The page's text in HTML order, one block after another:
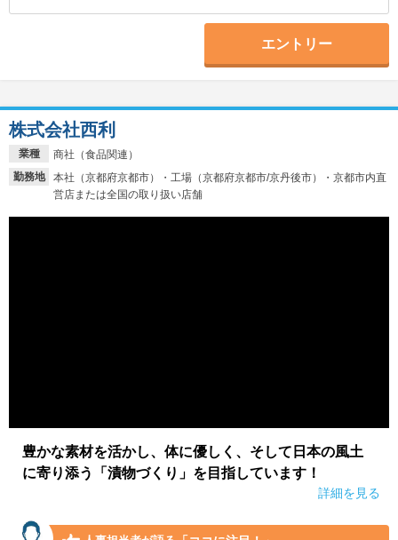
エントリー
業種
商社（食品関連）
勤務地
本社（京都府京都市）・工場（京都府京都市/京丹後市）・京都市内直
営店または全国の取り扱い店舗
株式会社西利
豊かな素材を活かし、体に優しく、そして日本の風土
に寄り添う「漬物づくり」を目指しています！
詳細を見る